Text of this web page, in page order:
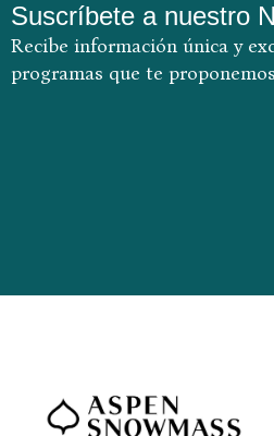
Suscríbete a nuestro
Recibe información única y
programas que te proponemos